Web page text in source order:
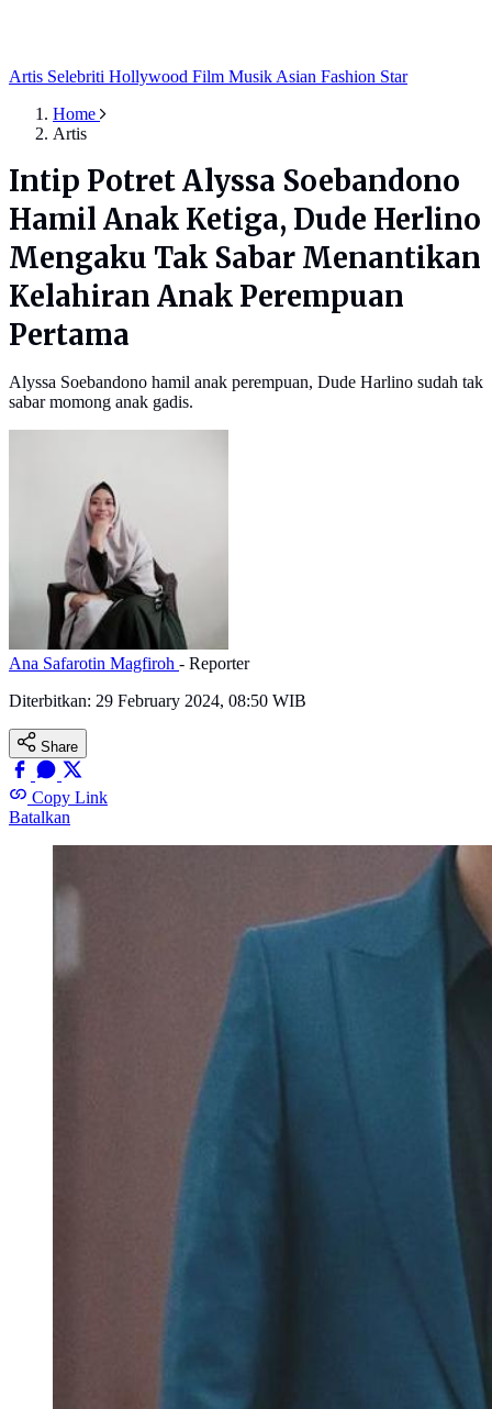
Artis Selebriti Hollywood Film Musik Asian Fashion Star
Home
Artis
Intip Potret Alyssa Soebandono
Hamil Anak Ketiga, Dude Herlino
Mengaku Tak Sabar Menantikan
Kelahiran Anak Perempuan
Pertama
Alyssa Soebandono hamil anak perempuan, Dude Harlino sudah tak
sabar momong anak gadis.
Ana Safarotin Magfiroh - Reporter
Diterbitkan: 29 February 2024, 08:50 WIB
Share
Copy Link
Batalkan